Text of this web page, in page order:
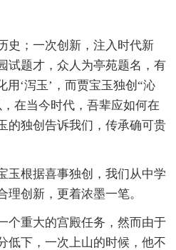
史；一次创新，注入时代新
试题才，众人为亭苑题名，有
用‘泻玉’，而贾宝玉独创“沁
在当今时代，吾辈应如何在
的独创告诉我们，传承确可贵
玉根据喜事独创，我们从中学
创新，更着浓墨一笔。
个重大的宫殿任务，然而由于
低下，一次上山的时候，他不